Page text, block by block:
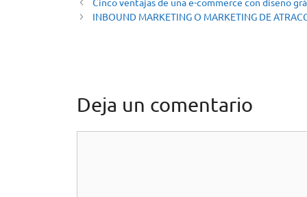
INBOUND MARKETING O MARKETING DE
Deja un comentario